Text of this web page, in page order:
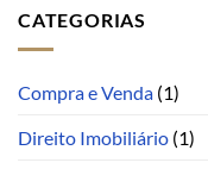
CATEGORIAS
Compra e Venda (1)
Direito Imobiliário (1)